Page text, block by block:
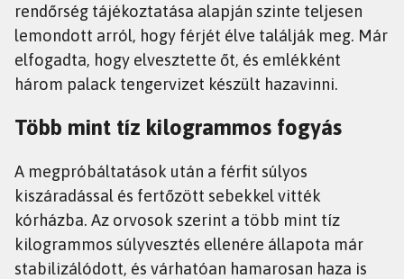
rendőrség tájékoztatása alapján szinte teljesen
lemondott arról, hogy férjét élve találják meg. Már
elfogadta, hogy elvesztette őt, és emlékként
három palack tengervizet készült hazavinni.
Több mint tíz kilogrammos fogyás
A megpróbáltatások után a férfit súlyos
kiszáradással és fertőzött sebekkel vitték
kórházba. Az orvosok szerint a több mint tíz
kilogrammos súlyvesztés ellenére állapota már
stabilizálódott, és várhatóan hamarosan haza is